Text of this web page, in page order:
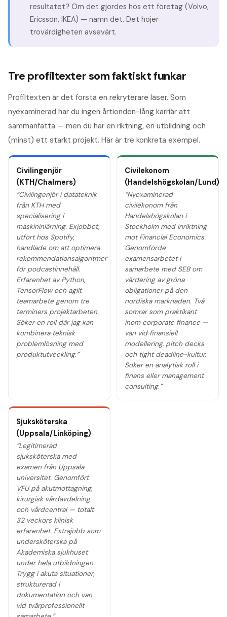
resultatet? Om det gjordes hos ett företag (Volvo,
Ericsson, IKEA) — nämn det. Det höjer
trovärdigheten avsevärt.
Tre profiltexter som faktiskt funkar
Profiltexten är det första en rekryterare läser. Som
nyexaminerad har du ingen årtionden-lång karriär att
sammanfatta — men du har en riktning, en utbildning och
(minst) ett starkt projekt. Här är tre konkreta exempel.
Civilingenjör
(KTH/Chalmers)
“Civilingenjör i datateknik
från KTH med
specialisering i
maskininlärning. Exjobbet,
utfört hos Spotify,
handlade om att optimera
rekommendationsalgoritmer
för podcastinnehåll.
Erfarenhet av Python,
TensorFlow och agilt
teamarbete genom tre
terminers projektarbeten.
Söker en roll där jag kan
kombinera teknisk
problemlösning med
produktutveckling.”
Civilekonom
(Handelshögskolan/Lund)
“Nyexaminerad
civilekonom från
Handelshögskolan i
Stockholm med inriktning
mot Financial Economics.
Genomförde
examensarbetet i
samarbete med SEB om
värdering av gröna
obligationer på den
nordiska marknaden. Två
somrar som praktikant
inom corporate finance —
van vid finansiell
modellering, pitch decks
och tight deadline-kultur.
Söker en analytisk roll i
finans eller management
consulting.”
Sjuksköterska
(Uppsala/Linköping)
“Legitimerad
sjuksköterska med
examen från Uppsala
universitet. Genomfört
VFU på akutmottagning,
kirurgisk vårdavdelning
och vårdcentral — totalt
32 veckors klinisk
erfarenhet. Extrajobb som
undersköterska på
Akademiska sjukhuset
under hela utbildningen.
Trygg i akuta situationer,
strukturerad i
dokumentation och van
vid tvärprofessionellt